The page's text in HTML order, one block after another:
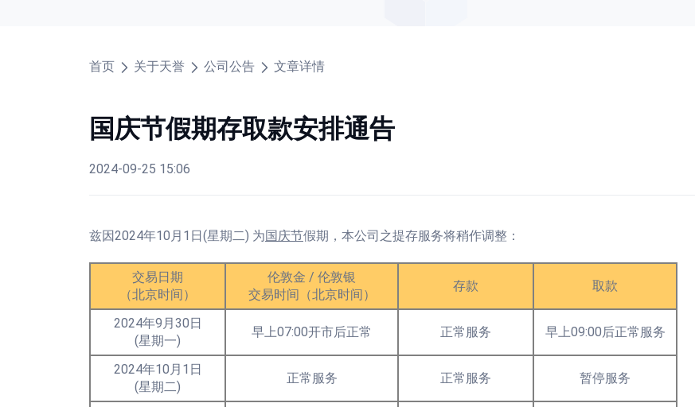
首页 关于天誉 公司公告 文章详情
国庆节假期存取款安排通告
2024-09-25 15:06
兹因2024年10月1日(星期二) 为国庆节假期，本公司之提存服务将稍作调整：
交易日期
（北京时间）
伦敦金 / 伦敦银
交易时间（北京时间）
存款 取款
2024年9月30日
(星期一)
早上07:00开市后正常 正常服务 早上09:00后正常服务
2024年10月1日
(星期二)
正常服务 正常服务 暂停服务